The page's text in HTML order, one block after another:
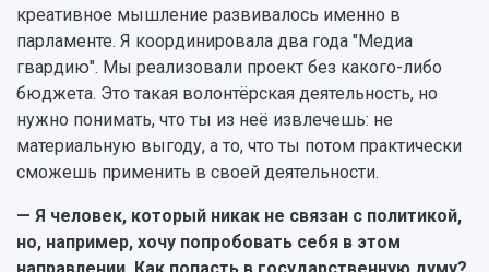
креативное мышление развивалось именно в
парламенте. Я координировала два года "Медиа
гвардию". Мы реализовали проект без какого-либо
бюджета. Это такая волонтёрская деятельность, но
нужно понимать, что ты из неё извлечешь: не
материальную выгоду, а то, что ты потом практически
сможешь применить в своей деятельности.
— Я человек, который никак не связан с политикой,
но, например, хочу попробовать себя в этом